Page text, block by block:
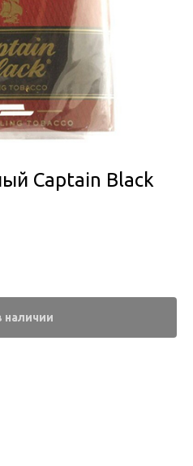
Captain Black
наличии